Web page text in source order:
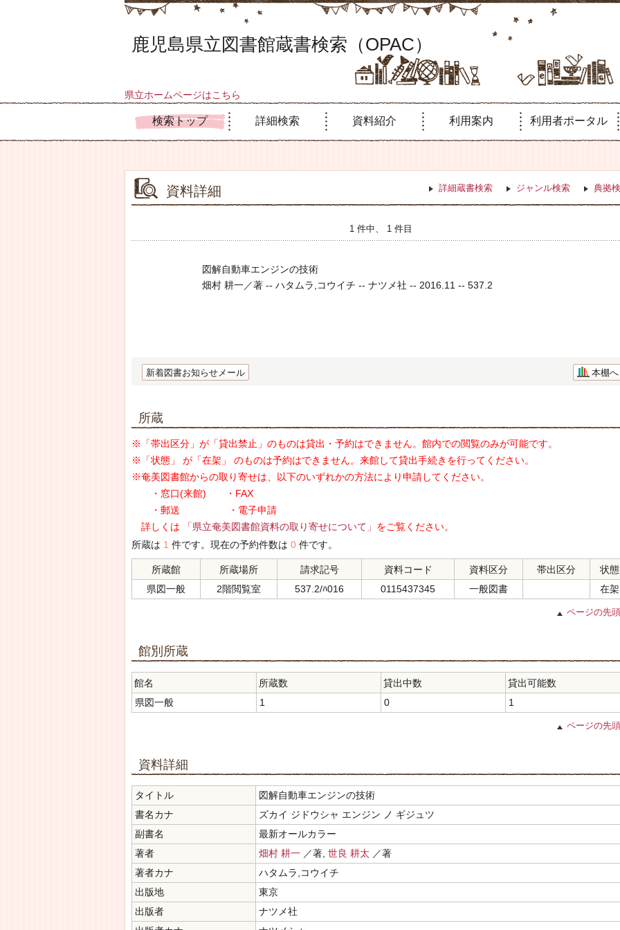
鹿児島県立図書館蔵書検索（OPAC）
県立ホームページはこちら
検索トップ 詳細検索 資料紹介 利用案内 利用者ポータル
資料詳細 詳細蔵書検索 ジャンル検索 典拠
1 件中、 1 件目
図解自動車エンジンの技術
畑村 耕一／著 -- ハタムラ,コウイチ -- ナツメ社 -- 2016.11 -- 537.2
新着図書お知らせメール 本棚へ
所蔵
※「帯出区分」が「貸出禁止」のものは貸出・予約はできません。館内での閲覧のみが可能です。
※「状態」 が「在架」 のものは予約はできません。来館して貸出手続きを行ってください。
※奄美図書館からの取り寄せは、以下のいずれかの方法により申請してください。
・窓口(来館) ・FAX
・郵送 ・電子申請
詳しくは
「県立奄美図書館資料の取り寄せについて」 をご覧ください。
所蔵は 1 件です。現在の予約件数は 0 件です。
所蔵館 所蔵場所 請求記号 資料コード 資料区分 帯出区分
状態
県図一般
2階閲覧室 537.2/ﾊ016 0115437345 一般図書 在架
ページの先
館別所蔵
館名 所蔵数 貸出中数
貸出可能数
県図一般
1 0 1
ページの先
資料詳細
タイトル
図解自動車エンジンの技術
書名カナ
ズカイ ジドウシャ エンジン ノ ギジュツ
副書名
最新オールカラー
著者
畑村 耕一 ／著, 世良 耕太 ／著
著者カナ
ハタムラ,コウイチ
出版地
東京
出版者
ナツメ社